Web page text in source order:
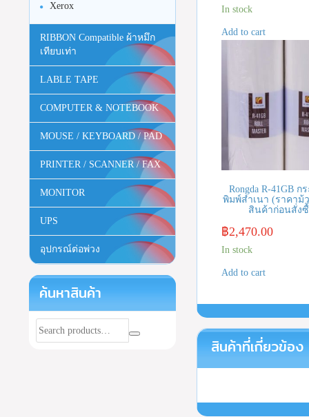
In stock
Add to cart
Rongda R-41GB ก
พิมพ์สำเนา (ราคาม้
สินค้าก่อนสั่ง
฿2,470.00
In stock
Add to cart
สินค้าที่เกี่ยวข้อง
Xerox
RIBBON Compatible ผ้าหมึก
เทียบเท่า
LABLE TAPE
COMPUTER & NOTEBOOK
MOUSE / KEYBOARD / PAD
PRINTER / SCANNER / FAX
MONITOR
UPS
อุปกรณ์ต่อพ่วง
ค้นหาสินค้า